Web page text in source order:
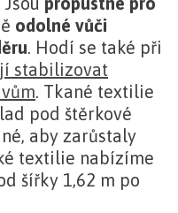
odolné vůči
. Hodí se také při
stabilizovat
. Tkané textilie
pod štěrkové
aby zarůstaly
textilie nabízíme
šířky 1,62 m po